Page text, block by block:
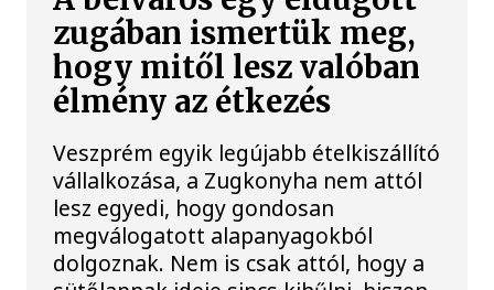
zugában ismertük meg,
hogy mitől lesz valóban
élmény az étkezés
Veszprém egyik legújabb ételkiszállító
vállalkozása, a Zugkonyha nem attól
lesz egyedi, hogy gondosan
megválogatott alapanyagokból
dolgoznak. Nem is csak attól, hogy a